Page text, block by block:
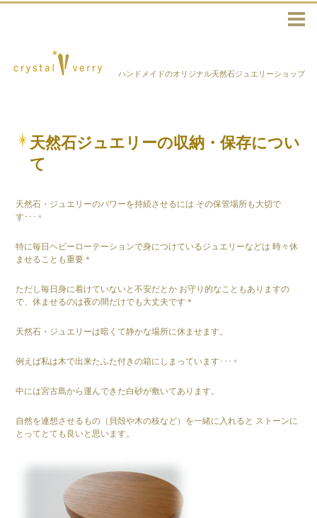
ハンドメイドのオリジナル天然石ジュエリーショップ
天然石ジュエリーの収納・保存につい
て
天然石・ジュエリーのパワーを持続させるには その保管場所も大切で
す･･･
特に毎日ヘビーローテーションで身につけているジュエリーなどは 時々休
ませることも重要＊
ただし毎日身に着けていないと不安だとか お守り的なこともありますの
で、休ませるのは夜の間だけでも大丈夫です＊
天然石・ジュエリーは暗くて静かな場所に休ませます。
例えば私は木で出来たふた付きの箱にしまっています･･･
中には宮古島から運んできた白砂が敷いてあります。
自然を連想させるもの（貝殻や木の枝など）を一緒に入れると ストーンに
とってとても良いと思います。